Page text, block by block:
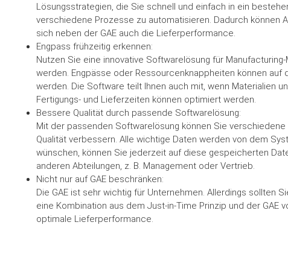
Lösungsstrategien, die Sie schnell und einfach in ein
verschiedene Prozesse zu automatisieren. Dadurch können
sich neben der GAE auch die Lieferperformance.
Engpass frühzeitig erkennen:
Nutzen Sie eine innovative Softwarelösung für
werden. Engpässe oder Ressourcenknappheiten können
werden. Die Software teilt Ihnen auch mit, wenn Materialien
Fertigungs- und Lieferzeiten können optimiert werden.
Bessere Qualität durch passende Softwarelösung:
Mit der passenden Softwarelösung können Sie
Qualität verbessern. Alle wichtige Daten werden von dem
wünschen, können Sie jederzeit auf diese gespeicherten
anderen Abteilungen, z. B. Management oder Vertrieb.
Nicht nur auf GAE beschränken:
Die GAE ist sehr wichtig für Unternehmen. Allerdings sollten
eine Kombination aus dem Just-in-Time Prinzip und der
optimale Lieferperformance.